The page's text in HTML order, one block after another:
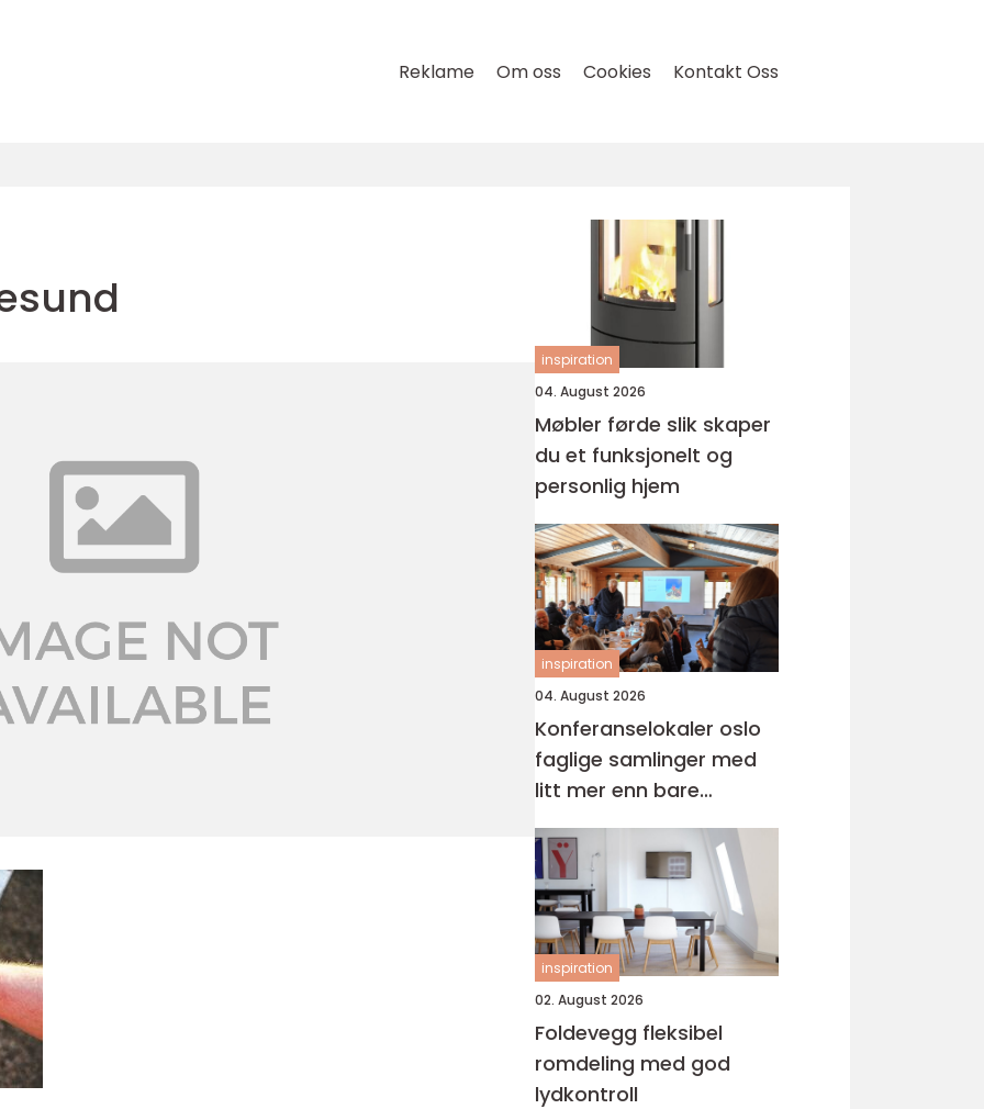
Reklame Om oss Cookies Kontakt Oss
inspiration
04. August 2026
Møbler førde slik skaper
du et funksjonelt og
personlig hjem
inspiration
04. August 2026
Konferanselokaler oslo
faglige samlinger med
litt mer enn bare
møterom
inspiration
02. August 2026
Foldevegg fleksibel
romdeling med god
lydkontroll